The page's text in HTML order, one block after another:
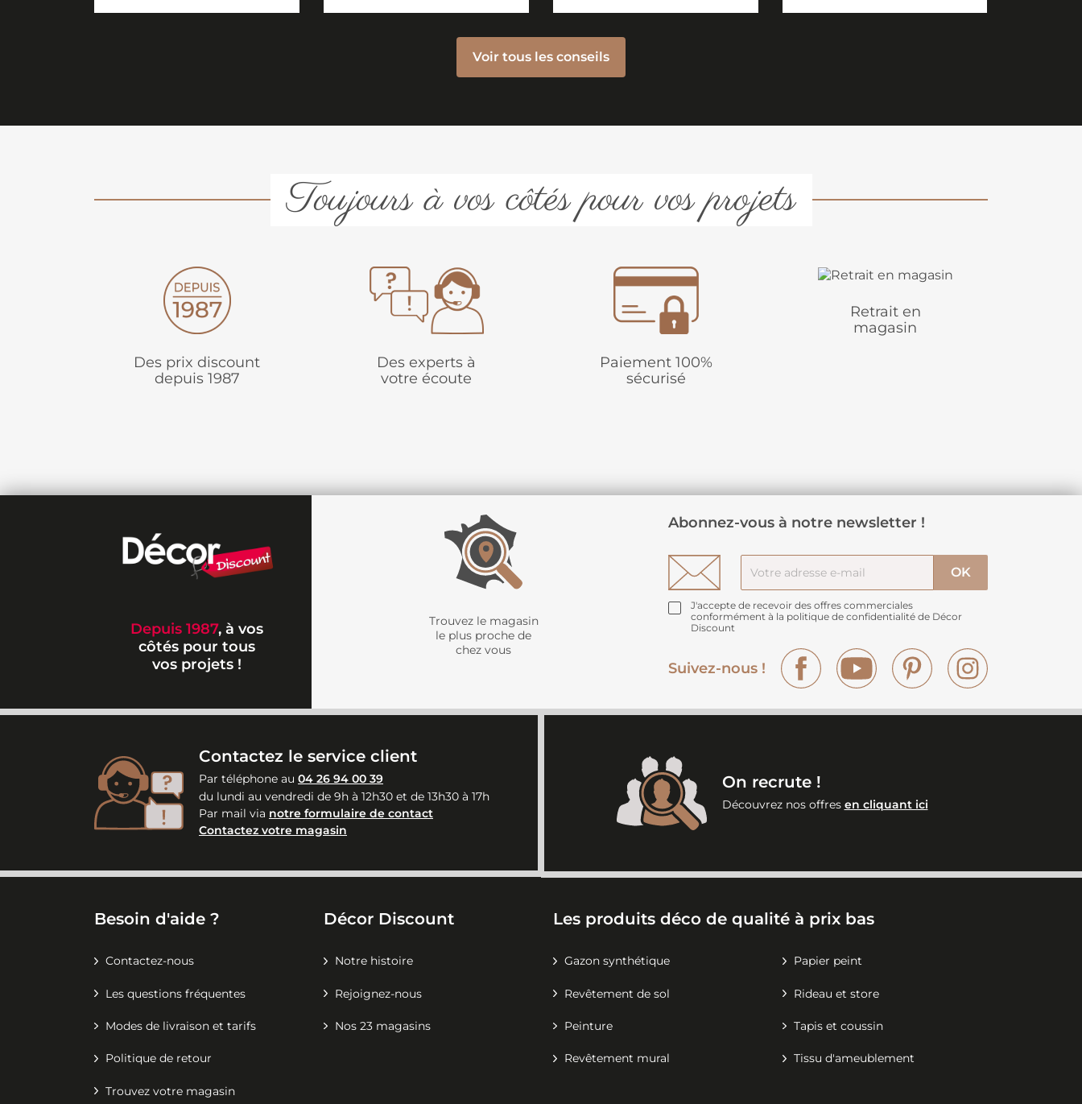
Voir tous les conseils
Toujours à vos côtés pour vos projets
Des prix discount
depuis 1987
Des experts à
votre écoute
Paiement 100%
sécurisé
Retrait en
magasin
Depuis 1987, à vos
côtés pour tous
vos projets !
Trouvez le magasin
le plus proche de
chez vous
Abonnez-vous à notre newsletter !
J'accepte de recevoir des offres commerciales
conformément à la politique de confidentialité de Décor
Discount
Suivez-nous !
Facebook YouTube Pinterest
Contactez le service client
Par téléphone au 04 26 94 00 39
du lundi au vendredi de 9h à 12h30 et de 13h30 à 17h
Par mail via notre formulaire de contact
Contactez votre magasin
On recrute !
Découvrez nos offres en cliquant ici
Besoin d'aide ?
Contactez-nous
Les questions fréquentes
Modes de livraison et tarifs
Politique de retour
Trouvez votre magasin
Décor Discount
Notre histoire
Rejoignez-nous
Nos 23 magasins
Les produits déco de qualité à prix bas
Gazon synthétique Papier peint
Revêtement de sol Rideau et store
Peinture Tapis et coussin
Revêtement mural Tissu d'ameublement